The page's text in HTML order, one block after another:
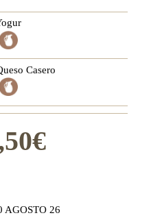
Casero
AGOSTO 26